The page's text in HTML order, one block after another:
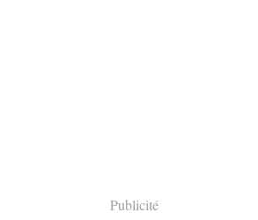
Publicité